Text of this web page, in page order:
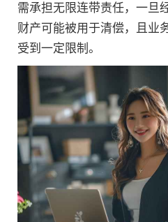
需承担无限连带责任，一旦
财产可能被用于清偿，且业
受到一定限制。